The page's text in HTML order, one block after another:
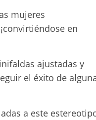
mujeres
en
ajustadas y
el éxito de
a este